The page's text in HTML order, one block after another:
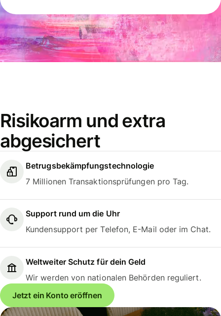
Risikoarm und extra
abgesichert
Betrugsbekämpfungstechnologie
7 Millionen Transaktionsprüfungen pro Tag.
Support rund um die Uhr
Kundensupport per Telefon, E-Mail oder im Chat.
Weltweiter Schutz für dein Geld
Wir werden von nationalen Behörden reguliert.
Jetzt ein Konto eröffnen